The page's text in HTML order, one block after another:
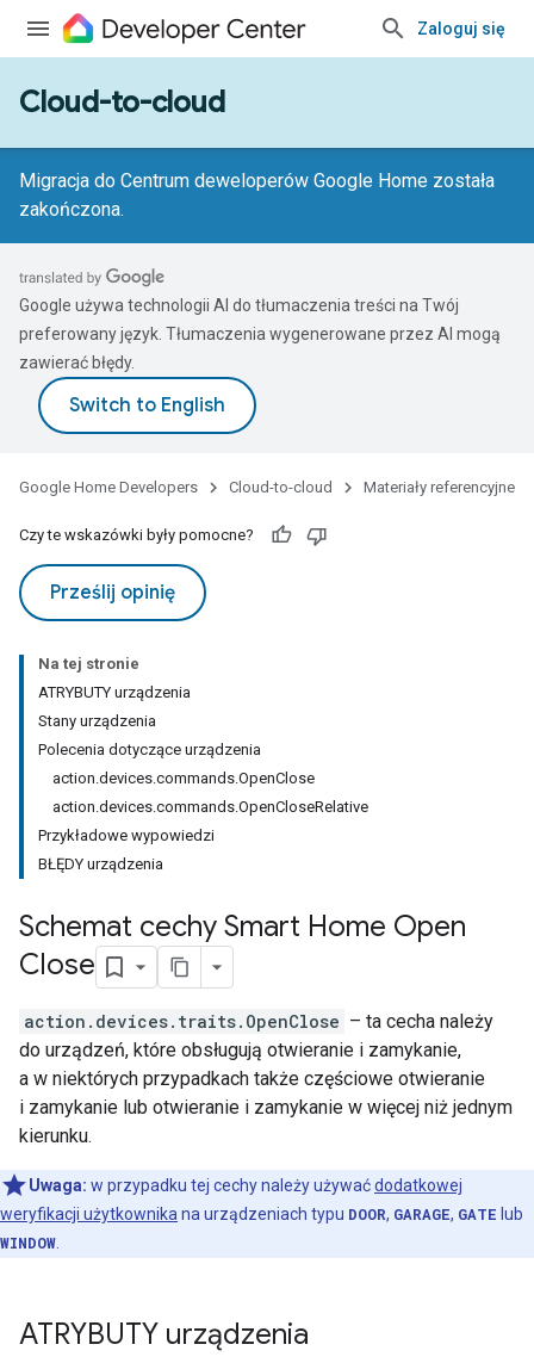
Zaloguj się
Cloud-to-cloud
Migracja do Centrum deweloperów Google Home została
zakończona.
Google używa technologii AI do tłumaczenia treści na Twój
preferowany język. Tłumaczenia wygenerowane przez AI mogą
zawierać błędy.
Google Home Developers Cloud-to-cloud Materiały referencyjne
Czy te wskazówki były pomocne?
Prześlij opinię
Na tej stronie
ATRYBUTY urządzenia
Stany urządzenia
Polecenia dotyczące urządzenia
action.devices.commands.OpenClose
action.devices.commands.OpenCloseRelative
Przykładowe wypowiedzi
BŁĘDY urządzenia
Schemat cechy Smart Home Open
Close
action.devices.traits.OpenClose – ta cecha należy
do urządzeń, które obsługują otwieranie i zamykanie,
a w niektórych przypadkach także częściowe otwieranie
i zamykanie lub otwieranie i zamykanie w więcej niż jednym
kierunku.
Uwaga: w przypadku tej cechy należy używaćdodatkowej
weryfikacji użytkownika na urządzeniach typu DOOR, GARAGE, GATE lub
WINDOW
ATRYBUTY urządzenia